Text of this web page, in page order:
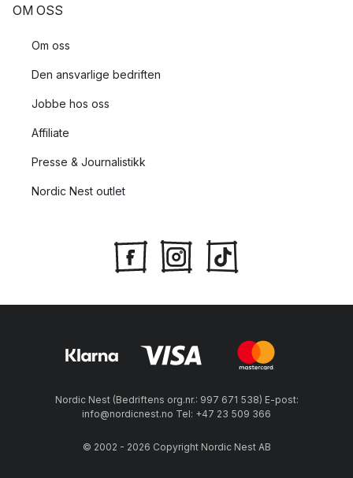
OM OSS
Om oss
Den ansvarlige bedriften
Jobbe hos oss
Affiliate
Presse & Journalistikk
Nordic Nest outlet
Nordic Nest (Bedriftens org.nr.: 997 671 538) E-post:
info@nordicnest.no Tel: +47 23 509 366
© 2002 - 2026 Copyright Nordic Nest AB